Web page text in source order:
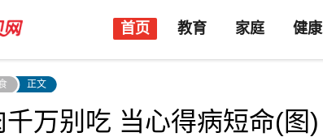
首页 教育 家庭 健康
正文
千万别吃 当心得病短命(图)